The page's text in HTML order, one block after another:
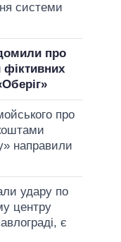
системи
про
фіктивних
про
направили
удару по
центру
є